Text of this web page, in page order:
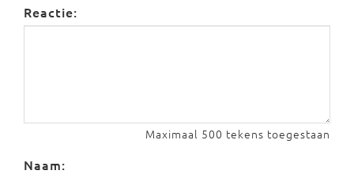
Reactie:
Maximaal 500 tekens toegestaan
Naam: